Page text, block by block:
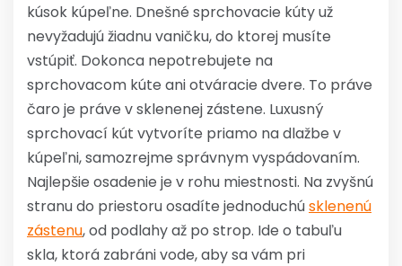
kúsok kúpeľne. Dnešné sprchovacie kúty už
nevyžadujú žiadnu vaničku, do ktorej musíte
vstúpiť. Dokonca nepotrebujete na
sprchovacom kúte ani otváracie dvere. To práve
čaro je práve v sklenenej zástene. Luxusný
sprchovací kút vytvoríte priamo na dlažbe v
kúpeľni, samozrejme správnym vyspádovaním.
Najlepšie osadenie je v rohu miestnosti. Na zvyšnú
stranu do priestoru osadíte jednoduchúsklenenú
zástenu, od podlahy až po strop. Ide o tabuľu
skla, ktorá zabráni vode, aby sa vám pri